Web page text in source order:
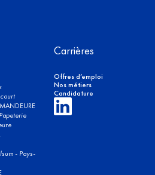
MANDEURE
- Pays-
Carrières
Offres d’emploi
Nos métiers
Candidature